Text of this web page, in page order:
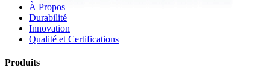
À Propos
Durabilité
Innovation
Qualité et Certifications
Produits